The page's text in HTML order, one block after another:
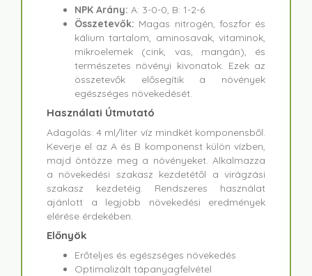
NPK Arány: A: 3-0-0, B: 1-2-6
Összetevők: Magas nitrogén, foszfor és
kálium tartalom, aminosavak, vitaminok,
mikroelemek (cink, vas, mangán), és
természetes növényi kivonatok. Ezek az
összetevők elősegítik a növények
egészséges növekedését.
Használati Útmutató
Adagolás: 4 ml/liter víz mindkét komponensből.
Keverje el az A és B komponenst külön vízben,
majd öntözze meg a növényeket. Alkalmazza
a növekedési szakasz kezdetétől a virágzási
szakasz kezdetéig. Rendszeres használat
ajánlott a legjobb növekedési eredmények
elérése érdekében.
Előnyök
Erőteljes és egészséges növekedés
Optimalizált tápanyagfelvétel